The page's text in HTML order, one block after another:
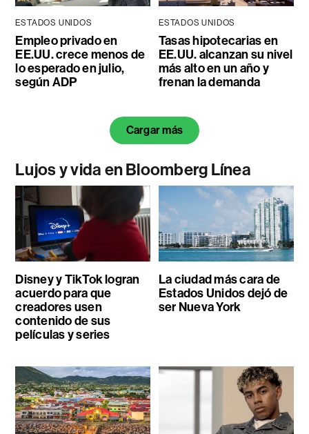
ESTADOS UNIDOS
Empleo privado en
EE.UU. crece menos de
lo esperado en julio,
según ADP
ESTADOS UNIDOS
Tasas hipotecarias en
EE.UU. alcanzan su nivel
más alto en un año y
frenan la demanda
Cargar más
Lujos y vida en Bloomberg Línea
Disney y TikTok logran
acuerdo para que
creadores usen
contenido de sus
películas y series
La ciudad más cara de
Estados Unidos dejó de
ser Nueva York